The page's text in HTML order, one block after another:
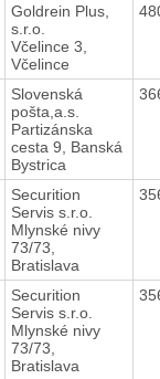
Goldrein Plus,
s.r.o.
Včelince 3,
Včelince
Slovenská
pošta,a.s.
Partizánska
cesta 9, Banská
Bystrica
Securition
Servis s.r.o.
Mlynské nivy
73/73,
Bratislava
Securition
Servis s.r.o.
Mlynské nivy
73/73,
Bratislava